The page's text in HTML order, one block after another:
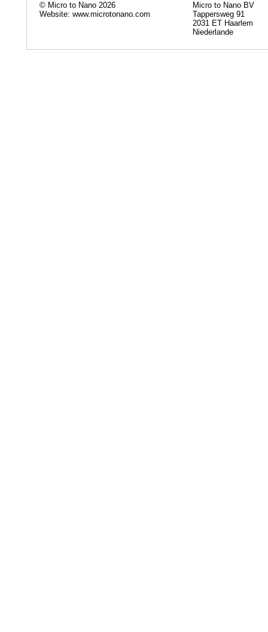
© Micro to Nano 2026
Website: www.microtonano.com
Micro to Nano BV
Tappersweg 91
2031 ET Haarlem
Niederlande